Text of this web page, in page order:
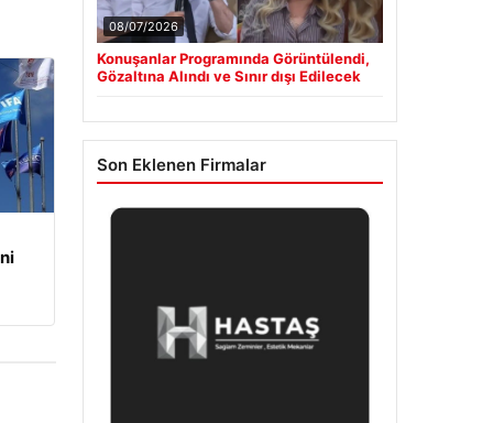
08/07/2026
Konuşanlar Programında Görüntülendi,
Gözaltına Alındı ve Sınır dışı Edilecek
Son Eklenen Firmalar